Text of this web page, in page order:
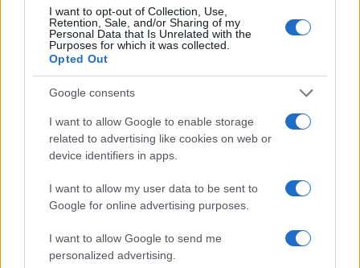
I want to opt-out of Collection, Use,
Retention, Sale, and/or Sharing of my
Personal Data that Is Unrelated with the
Purposes for which it was collected.
Opted Out
Google consents
I want to allow Google to enable storage
related to advertising like cookies on web or
device identifiers in apps.
I want to allow my user data to be sent to
Google for online advertising purposes.
I want to allow Google to send me
personalized advertising.
Continua a leggere
LIFESTYLE